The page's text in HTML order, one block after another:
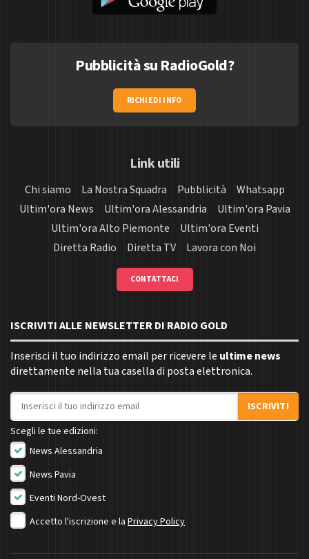
Pubblicità su RadioGold?
RICHIEDI INFO
Link utili
Chi siamo La Nostra Squadra Pubblicità
Whatsapp
Ultim'ora News
Ultim'ora Alessandria
Ultim'ora Pavia
Ultim'ora Alto Piemonte
Ultim'ora Eventi
Diretta Radio
Diretta TV Lavora con Noi
CONTATTACI
ISCRIVITI ALLE NEWSLETTER DI RADIO GOLD
Inserisci il tuo indirizzo email per ricevere le ultime news
direttamente nella tua casella di posta elettronica.
Indirizzo email
ISCRIVITI
Scegli le tue edizioni:
News Alessandria
News Pavia
Eventi Nord-Ovest
Accetto l'iscrizione e la Privacy Policy